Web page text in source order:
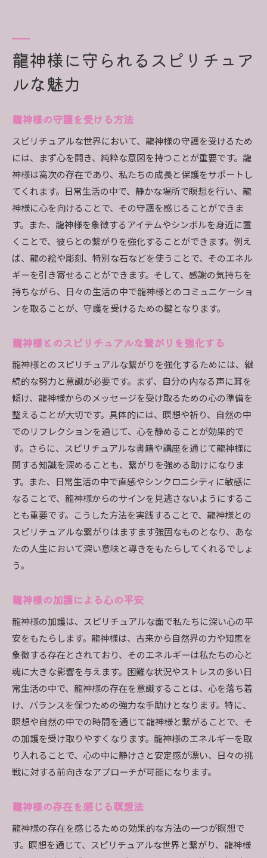
龍神様に守られるスピリチュア
ルな魅力
龍神様の守護を受ける方法
スピリチュアルな世界において、龍神様の守護を受けるため
には、まず心を開き、純粋な意図を持つことが重要です。龍
神様は高次の存在であり、私たちの成長と保護をサポートし
てくれます。日常生活の中で、静かな場所で瞑想を行い、龍
神様に心を向けることで、その守護を感じることができま
す。また、龍神様を象徴するアイテムやシンボルを身近に置
くことで、彼らとの繋がりを強化することができます。例え
ば、龍の絵や彫刻、特別な石などを使うことで、そのエネル
ギーを引き寄せることができます。そして、感謝の気持ちを
持ちながら、日々の生活の中で龍神様とのコミュニケーショ
ンを取ることが、守護を受けるための鍵となります。
龍神様とのスピリチュアルな繋がりを強化する
龍神様とのスピリチュアルな繋がりを強化するためには、継
続的な努力と意識が必要です。まず、自分の内なる声に耳を
傾け、龍神様からのメッセージを受け取るための心の準備を
整えることが大切です。具体的には、瞑想や祈り、自然の中
でのリフレクションを通じて、心を静めることが効果的で
す。さらに、スピリチュアルな書籍や講座を通じて龍神様に
関する知識を深めることも、繋がりを強める助けになりま
す。また、日常生活の中で直感やシンクロニシティに敏感に
なることで、龍神様からのサインを見逃さないようにするこ
とも重要です。こうした方法を実践することで、龍神様との
スピリチュアルな繋がりはますます強固なものとなり、あな
たの人生において深い意味と導きをもたらしてくれるでしょ
う。
龍神様の加護による心の平安
龍神様の加護は、スピリチュアルな面で私たちに深い心の平
安をもたらします。龍神様は、古来から自然界の力や知恵を
象徴する存在とされており、そのエネルギーは私たちの心と
魂に大きな影響を与えます。困難な状況やストレスの多い日
常生活の中で、龍神様の存在を意識することは、心を落ち着
け、バランスを保つための強力な手助けとなります。特に、
瞑想や自然の中での時間を通じて龍神様と繋がることで、そ
の加護を受け取りやすくなります。龍神様のエネルギーを取
り入れることで、心の中に静けさと安定感が漂い、日々の挑
戦に対する前向きなアプローチが可能になります。
龍神様の存在を感じる瞑想法
龍神様の存在を感じるための効果的な方法の一つが瞑想で
す。瞑想を通じて、スピリチュアルな世界と繋がり、龍神様